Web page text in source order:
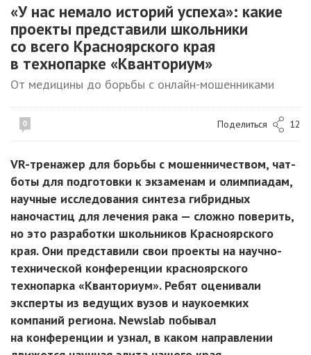
«У нас немало историй успеха»: какие
проекты представили школьники
со всего Красноярского края
в технопарке «Кванториум»
От медицины до борьбы с онлайн-мошенниками
0 Поделиться 12
VR-тренажер для борьбы с мошенничеством, чат-
боты для подготовки к экзаменам и олимпиадам,
научные исследования синтеза гибридных
наночастиц для лечения рака — сложно поверить,
но это разработки школьников Красноярского
края. Они представили свои проекты на научно-
технической конференции красноярского
технопарка «Кванториум». Ребят оценивали
эксперты из ведущих вузов и наукоемких
компаний региона. Newslab побывал
на конференции и узнал, в каком направлении